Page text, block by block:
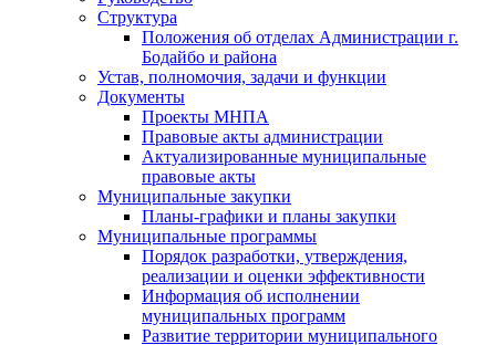
Структура
Положения об отделах Администрации г.
Бодайбо и района
Устав, полномочия, задачи и функции
Документы
Проекты МНПА
Правовые акты администрации
Актуализированные муниципальные
правовые акты
Муниципальные закупки
Планы-графики и планы закупки
Муниципальные программы
Порядок разработки, утверждения,
реализации и оценки эффективности
Информация об исполнении
муниципальных программ
Развитие территории муниципального